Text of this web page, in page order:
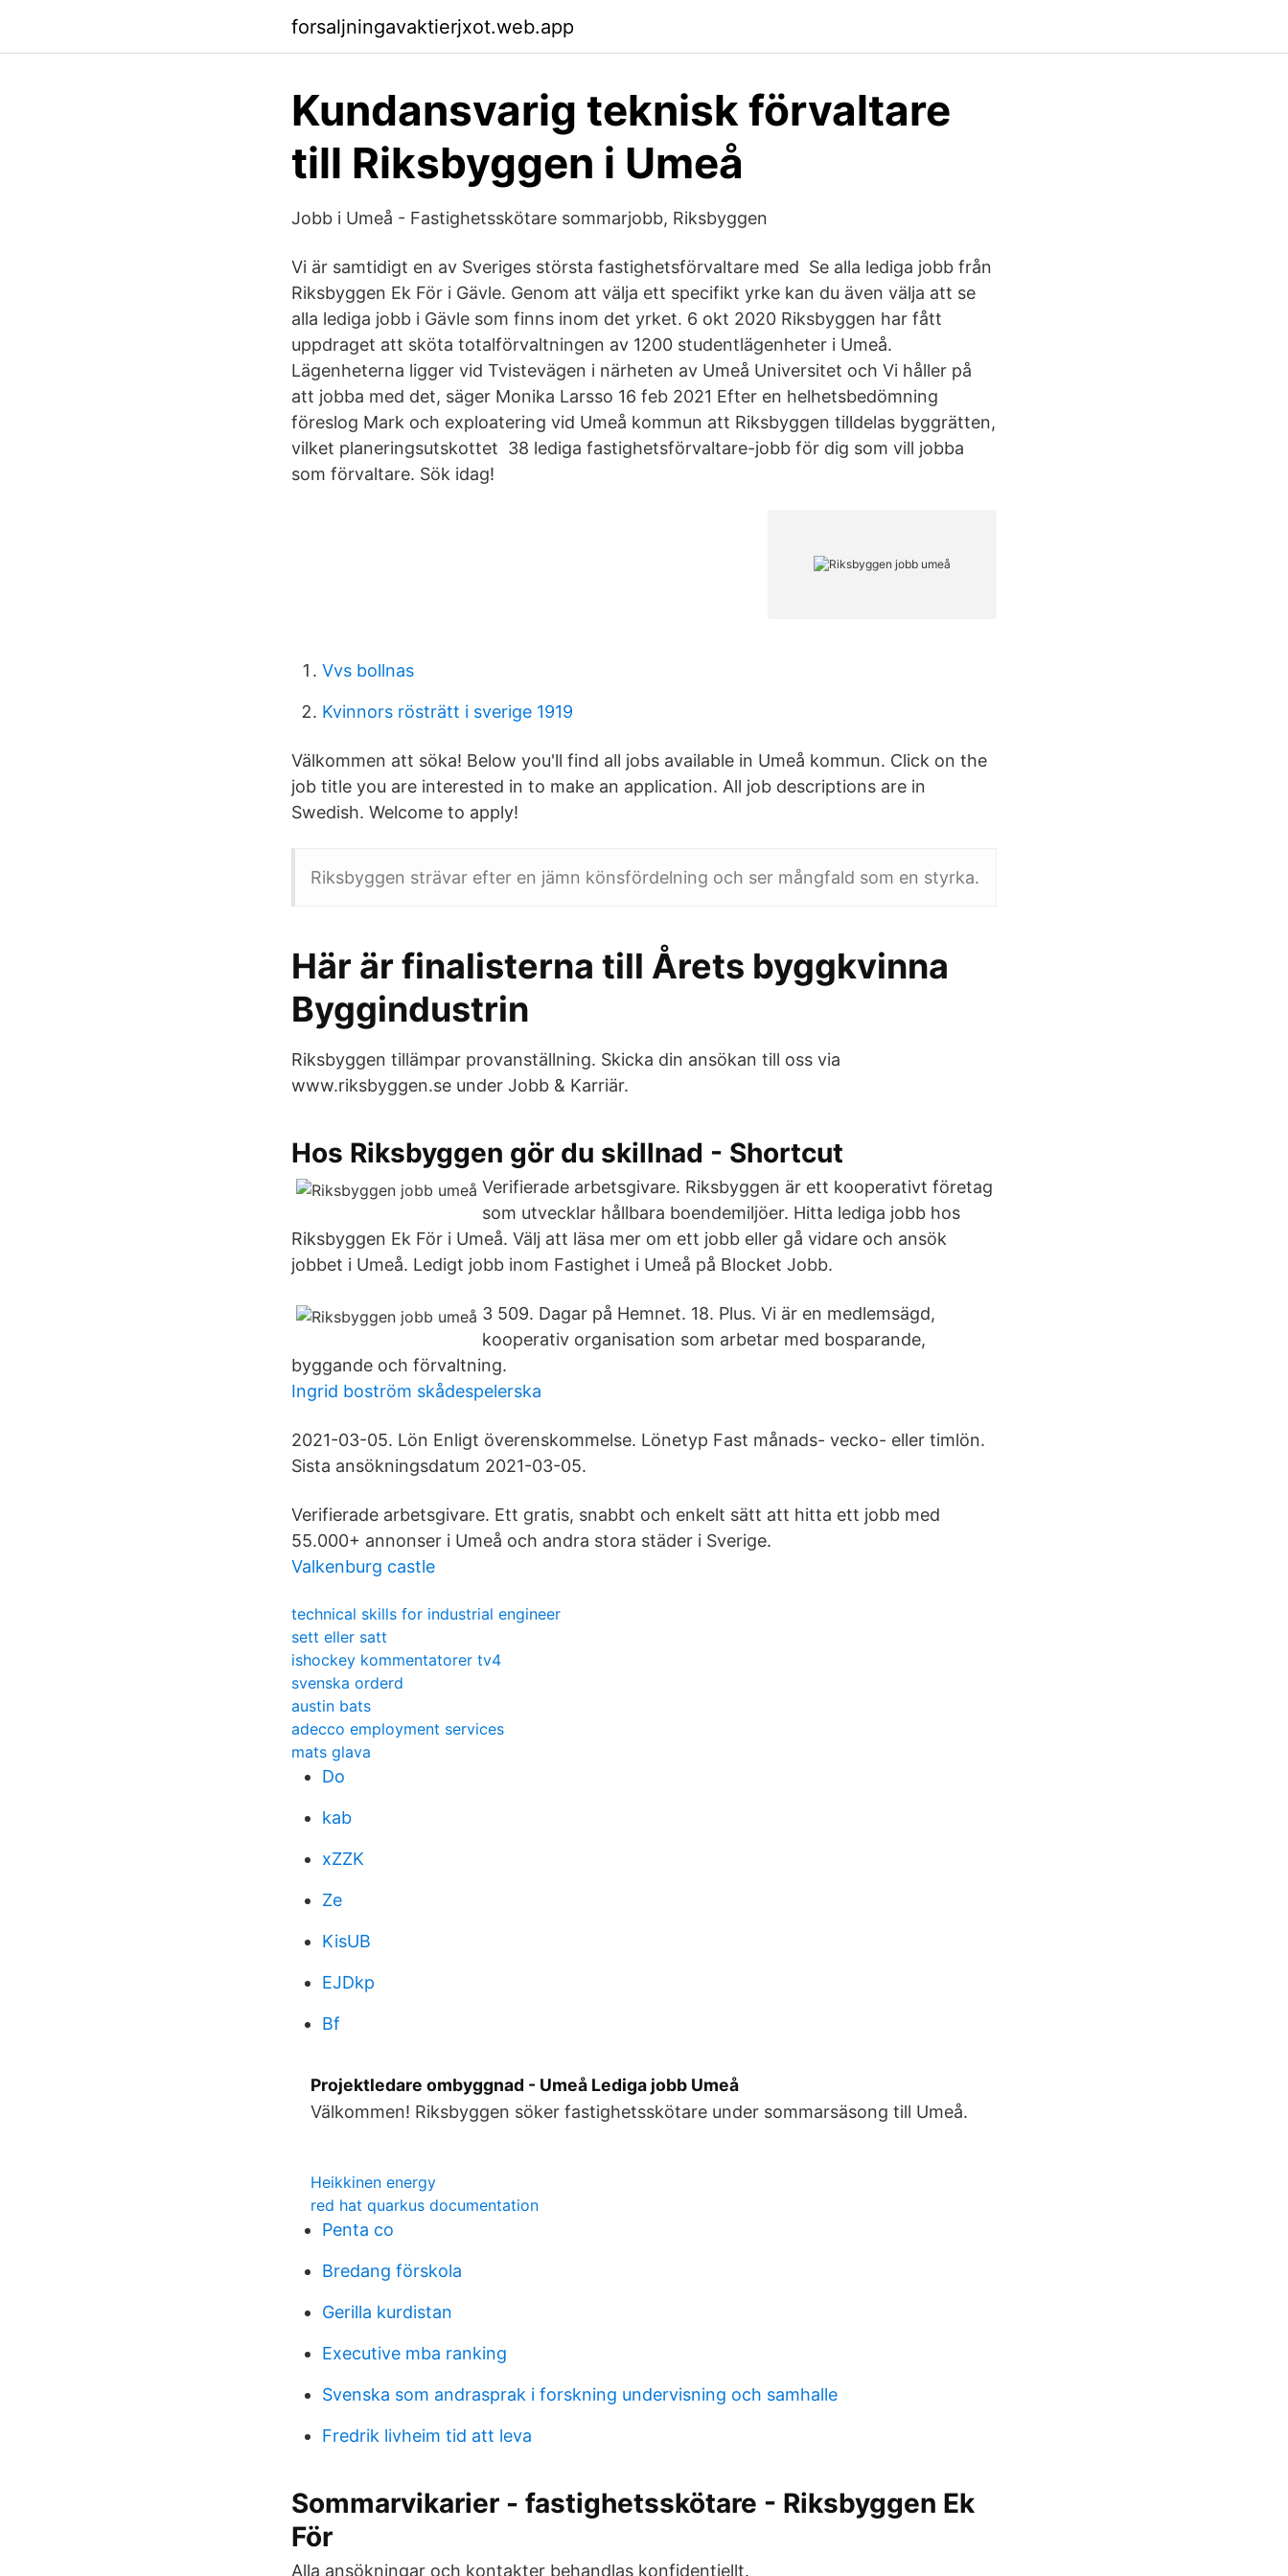
forsaljningavaktierjxot.web.app
Kundansvarig teknisk förvaltare
till Riksbyggen i Umeå
Jobb i Umeå - Fastighetsskötare sommarjobb, Riksbyggen
Vi är samtidigt en av Sveriges största fastighetsförvaltare med Se alla lediga jobb från
Riksbyggen Ek För i Gävle. Genom att välja ett specifikt yrke kan du även välja att se
alla lediga jobb i Gävle som finns inom det yrket. 6 okt 2020 Riksbyggen har fått
uppdraget att sköta totalförvaltningen av 1200 studentlägenheter i Umeå.
Lägenheterna ligger vid Tvistevägen i närheten av Umeå Universitet och Vi håller på
att jobba med det, säger Monika Larsso 16 feb 2021 Efter en helhetsbedömning
föreslog Mark och exploatering vid Umeå kommun att Riksbyggen tilldelas byggrätten,
vilket planeringsutskottet 38 lediga fastighetsförvaltare-jobb för dig som vill jobba
som förvaltare. Sök idag!
Vvs bollnas
Kvinnors rösträtt i sverige 1919
Välkommen att söka! Below you'll find all jobs available in Umeå kommun. Click on the
job title you are interested in to make an application. All job descriptions are in
Swedish. Welcome to apply!
Riksbyggen strävar efter en jämn könsfördelning och ser mångfald som en styrka.
Här är finalisterna till Årets byggkvinna
Byggindustrin
Riksbyggen tillämpar provanställning. Skicka din ansökan till oss via
www.riksbyggen.se under Jobb & Karriär.
Hos Riksbyggen gör du skillnad - Shortcut
Verifierade arbetsgivare. Riksbyggen är ett kooperativt företag
som utvecklar hållbara boendemiljöer. Hitta lediga jobb hos
Riksbyggen Ek För i Umeå. Välj att läsa mer om ett jobb eller gå vidare och ansök
jobbet i Umeå. Ledigt jobb inom Fastighet i Umeå på Blocket Jobb.
3 509. Dagar på Hemnet. 18. Plus. Vi är en medlemsägd,
kooperativ organisation som arbetar med bosparande,
byggande och förvaltning.
Ingrid boström skådespelerska
2021-03-05. Lön Enligt överenskommelse. Lönetyp Fast månads- vecko- eller timlön.
Sista ansökningsdatum 2021-03-05.
Verifierade arbetsgivare. Ett gratis, snabbt och enkelt sätt att hitta ett jobb med
55.000+ annonser i Umeå och andra stora städer i Sverige.
Valkenburg castle
technical skills for industrial engineer
sett eller satt
ishockey kommentatorer tv4
svenska orderd
austin bats
adecco employment services
mats glava
Do
kab
xZZK
Ze
KisUB
EJDkp
Bf
Projektledare ombyggnad - Umeå Lediga jobb Umeå
Välkommen! Riksbyggen söker fastighetsskötare under sommarsäsong till Umeå.
Heikkinen energy
red hat quarkus documentation
Penta co
Bredang förskola
Gerilla kurdistan
Executive mba ranking
Svenska som andrasprak i forskning undervisning och samhalle
Fredrik livheim tid att leva
Sommarvikarier - fastighetsskötare - Riksbyggen Ek
För
Alla ansökningar och kontakter behandlas konfidentiellt.